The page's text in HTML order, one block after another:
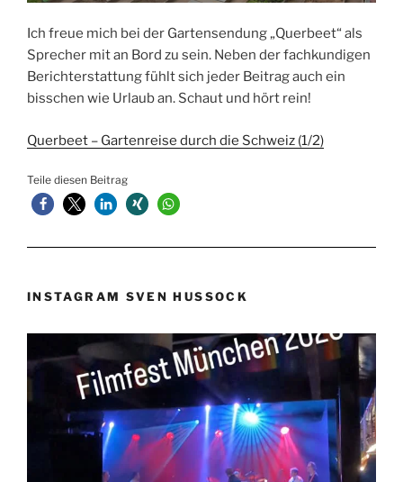
Ich freue mich bei der Gartensendung „Querbeet“ als
Sprecher mit an Bord zu sein. Neben der fachkundigen
Berichterstattung fühlt sich jeder Beitrag auch ein
bisschen wie Urlaub an. Schaut und hört rein!
Querbeet – Gartenreise durch die Schweiz (1/2)
Teile diesen Beitrag
INSTAGRAM SVEN HUSSOCK